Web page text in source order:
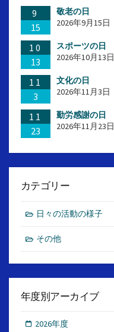
9
15
敬老の日
2026年9月15日
10
13
スポーツの日
2026年10月13日
11
3
文化の日
2026年11月3日
11
23
勤労感謝の日
2026年11月23日
カテゴリー
日々の活動の様子
その他
年度別アーカイブ
2026年度